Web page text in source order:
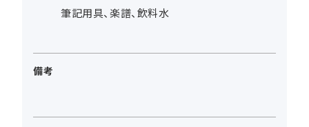
筆記用具、楽譜、飲料水
備考